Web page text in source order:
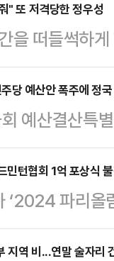
김현석 부산
연구용역 보
는 60~64세
근로형태별
세 정규직 근
" 또 저격당한 정우성
을 떠들썩하
배우들로부
가 이를 저격
죄"라며 "나
면서 "나한
이 엄마냐는
는 지난 24일
당 예산안 폭주에 정
예산결산특
가 극한 대
본회의에서 '
·여당을 향한
탄용' '보복성
민턴협회 1억 포상식
‘2024 파리올
달' 주인공
리나호텔에
지역 비...연말 술자리